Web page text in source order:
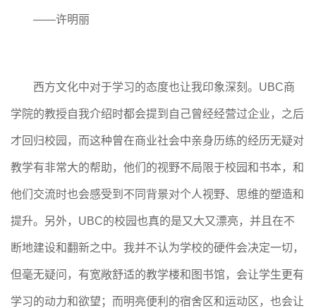
——许明丽
西方文化中对于学习的态度也让我印象深刻。UBC商
学院的教授自我介绍时都会提到自己曾经经营过企业，之后
才回归校园，而这种曾在商业社会中亲身历练的经历无疑对
教学有非常大的帮助，他们的视野不局限于校园和书本，和
他们交流时也会感受到不同背景对个人视野、思维的塑造和
提升。另外，UBC的校园也真的是又大又漂亮，并且在不
断地建设和翻新之中。我并不认为学校的硬件会决定一切，
但毫无疑问，有宽敞舒适的教学楼和图书馆，会让学生更有
学习的动力和欲望；而明亮便利的宿舍区和运动区，也会让